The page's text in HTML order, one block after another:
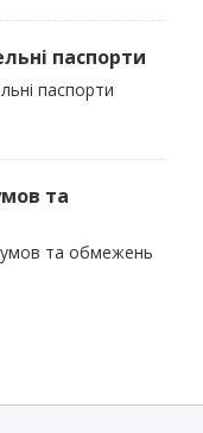
паспорти
паспорти
та
умов та обмежень